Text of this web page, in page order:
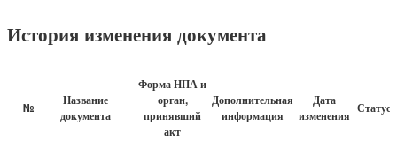
История изменения документа
№
Название
документа
Форма НПА и
орган,
принявший
акт
Дополнительная
информация
Дата
изменения